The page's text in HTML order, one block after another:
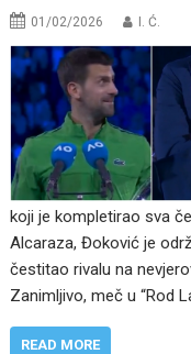
01/02/2026 I. Ć.
koji je kompletirao sva
Alcaraza, Đoković je
čestitao rivalu na
Zanimljivo, meč u “Rod
READ MORE